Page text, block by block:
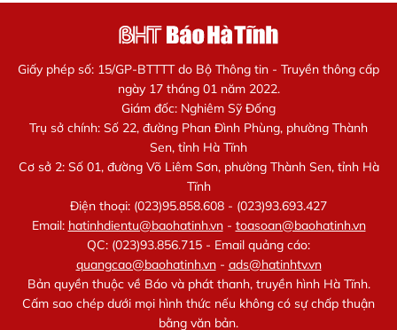
Giấy phép số: 15/GP-BTTTT do Bộ Thông tin - Truyền thông cấp
ngày 17 tháng 01 năm 2022.
Giám đốc: Nghiêm Sỹ Đống
Trụ sở chính: Số 22, đường Phan Đình Phùng, phường Thành
Sen, tỉnh Hà Tĩnh
Cơ sở 2: Số 01, đường Võ Liêm Sơn, phường Thành Sen, tỉnh Hà
Tĩnh
Điện thoại: (023)95.858.608 - (023)93.693.427
Email: hatinhdientu@baohatinh.vn- toasoan@baohatinh.vn
QC: (023)93.856.715 - Email quảng cáo:
quangcao@baohatinh.vn- ads@hatinhtv.vn
Bản quyền thuộc về Báo và phát thanh, truyền hình Hà Tĩnh.
Cấm sao chép dưới mọi hình thức nếu không có sự chấp thuận
bằng văn bản.